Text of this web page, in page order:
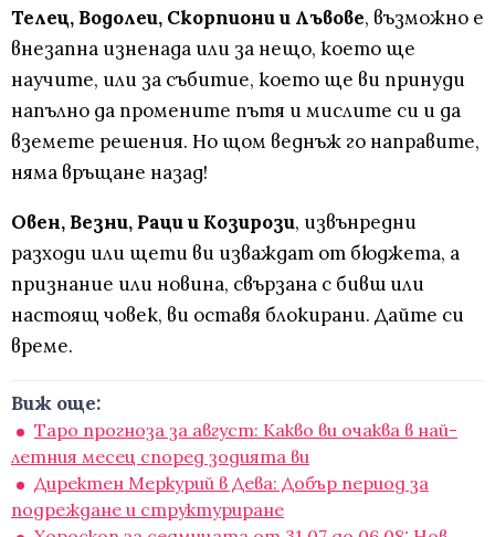
Телец, Водолеи, Скорпиони и Лъвове, възможно е
внезапна изненада или за нещо, което ще
научите, или за събитие, което ще ви принуди
напълно да промените пътя и мислите си и да
вземете решения. Но щом веднъж го направите,
няма връщане назад!
Овен, Везни, Раци и Козирози, извънредни
разходи или щети ви изваждат от бюджета, а
признание или новина, свързана с бивш или
настоящ човек, ви оставя блокирани. Дайте си
време.
Виж още:
Таро прогноза за август: Какво ви очаква в най-
летния месец според зодията ви
Директен Меркурий в Дева: Добър период за
подреждане и структуриране